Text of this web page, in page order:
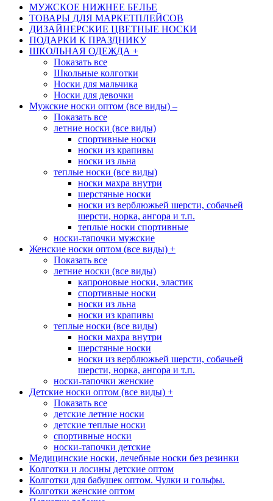
МУЖСКОЕ НИЖНЕЕ БЕЛЬЕ
ТОВАРЫ ДЛЯ МАРКЕТПЛЕЙСОВ
ДИЗАЙНЕРСКИЕ ЦВЕТНЫЕ НОСКИ
ПОДАРКИ К ПРАЗДНИКУ
ШКОЛЬНАЯ ОДЕЖДА +
Показать все
Школьные колготки
Носки для мальчика
Носки для девочки
Мужские носки оптом (все виды) –
Показать все
летние носки (все виды)
спортивные носки
носки из крапивы
носки из льна
теплые носки (все виды)
носки махра внутри
шерстяные носки
носки из верблюжьей шерсти, собачьей
шерсти, норка, ангора и т.п.
теплые носки спортивные
носки-тапочки мужские
Женские носки оптом (все виды) +
Показать все
летние носки (все виды)
капроновые носки, эластик
спортивные носки
носки из льна
носки из крапивы
теплые носки (все виды)
носки махра внутри
шерстяные носки
носки из верблюжьей шерсти, собачьей
шерсти, норка, ангора и т.п.
носки-тапочки женские
Детские носки оптом (все виды) +
Показать все
детские летние носки
детские теплые носки
спортивные носки
носки-тапочки детские
Медицинские носки, лечебные носки без резинки
Колготки и лосины детские оптом
Колготки для бабушек оптом. Чулки и гольфы.
Колготки женские оптом